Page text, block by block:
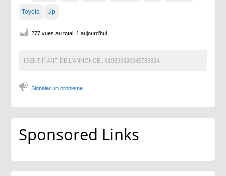
Toyota Up
277 vues au total, 1 aujourd'hui
IDENTIFIANT DE L'ANNONCE : 619899820945789824
Signaler un problème
Sponsored Links